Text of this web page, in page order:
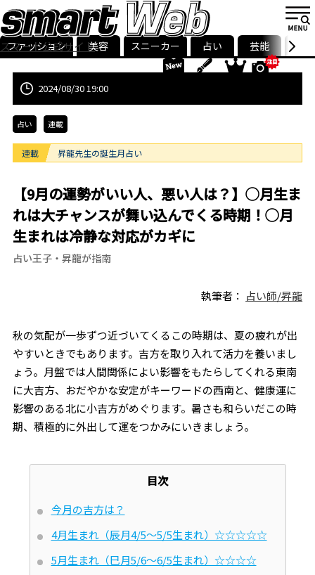
スマート公式サイト
smart最新号
記事一覧ランキング
ストリ
ファッション 美容 スニーカー 占い 芸能 グル
2024/08/30 19:00
占い 連載
連載 昇龍先生の誕生月占い
【9月の運勢がいい人、悪い人は？】◯月生ま
れは大チャンスが舞い込んでくる時期！◯月
生まれは冷静な対応がカギに
占い王子・昇龍が指南
執筆者： 占い師/昇龍
秋の気配が一歩ずつ近づいてくるこの時期は、夏の疲れが出
やすいときでもあります。吉方を取り入れて活力を養いまし
ょう。月盤では人間関係によい影響をもたらしてくれる東南
に大吉方、おだやかな安定がキーワードの西南と、健康運に
影響のある北に小吉方がめぐります。暑さも和らいだこの時
期、積極的に外出して運をつかみにいきましょう。
目次
今月の吉方は？
4月生まれ（辰月4/5～5/5生まれ）☆☆☆☆☆
5月生まれ（巳月5/6～6/5生まれ）☆☆☆☆